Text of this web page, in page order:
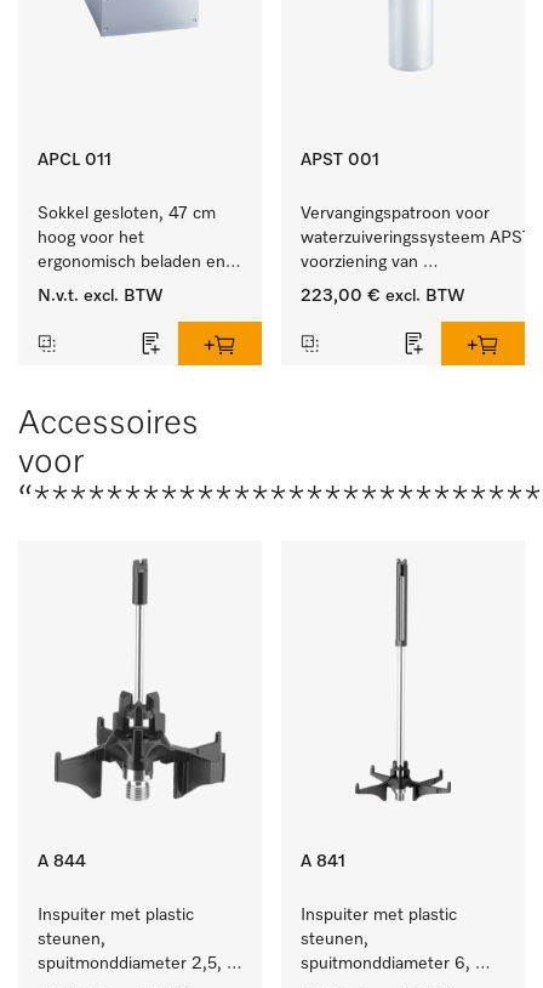
APCL 011
Sokkel gesloten, 47 cm
hoog voor het
ergonomisch beladen en
legen van de wasmachine
N.v.t. excl. BTW
APST 001
Vervangingspatroon voor
waterzuiveringssysteem APST
voorziening van
gedemineraliseerd water.
223,00 € excl. BTW
Accessoires
voor
A 844
Inspuiter met plastic
steunen,
spuitmonddiameter 2,5,
A 841
Inspuiter met plastic
steunen,
spuitmonddiameter 6,